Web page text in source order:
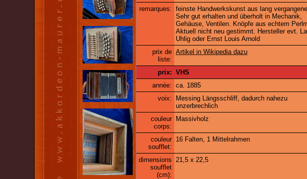
remarques: feinste Handwerkskunst aus lang
Sehr gut erhalten und überholt in Mechanik,
Gehäuse, Ventilen. Knöpfe aus echtem
Aktuell nicht neu gestimmt. Hersteller evt.
Uhlig oder Ernst Louis Arnold
prix de
liste:
Artikel in Wikipedia dazu
prix: VHS
année: ca. 1885
voix:
Messing Längsschliff, dadurch nahezu
unzerbrechlich
couleur
corps:
Massivholz
couleur
soufflet:
16 Falten, 1 Mittelrahmen
dimensions
soufflet
(cm):
21,5 x 22,5